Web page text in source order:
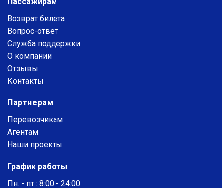
Возврат билета
Вопрос-ответ
Служба поддержки
О компании
Отзывы
Контакты
Партнерам
Перевозчикам
Агентам
Наши проекты
График работы
Пн. - пт.: 8:00 - 24:00